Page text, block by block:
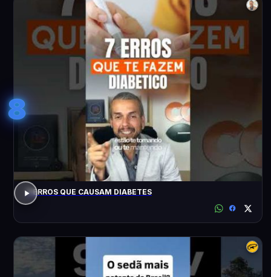
8
7 ERROS QUE CAUSAM DIABETES